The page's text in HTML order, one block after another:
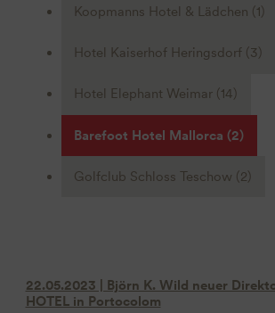
Koopmanns Hotel & Lädchen (1)
Hotel Kaiserhof Heringsdorf (3)
Hotel Elephant Weimar (14)
Barefoot Hotel Mallorca (2)
Golfclub Schloss Teschow (2)
22.05.2023 | Björn K. Wild neuer
HOTEL in Portocolom